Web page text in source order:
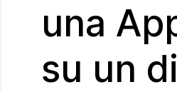
una
su un